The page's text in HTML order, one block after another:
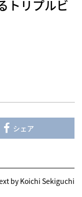
トリプルビ
シェア
by Koichi Sekiguchi